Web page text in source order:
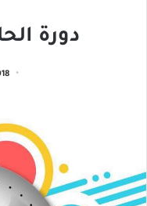
دورة